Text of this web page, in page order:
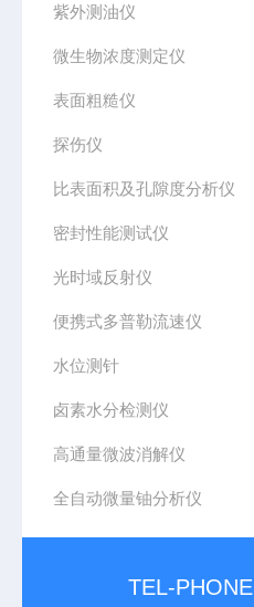
紫外测油仪
微生物浓度测定仪
表面粗糙仪
探伤仪
比表面积及孔隙度分析仪
密封性能测试仪
光时域反射仪
便携式多普勒流速仪
水位测针
卤素水分检测仪
高通量微波消解仪
全自动微量铀分析仪
TEL-PHONE